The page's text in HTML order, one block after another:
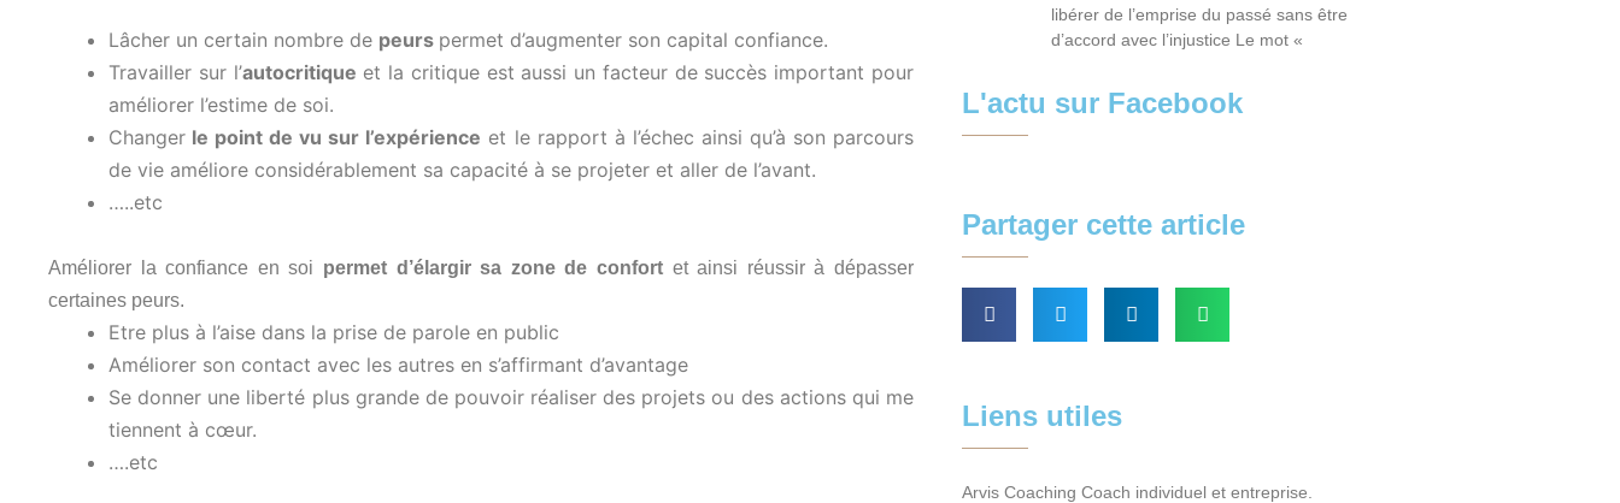
Lâcher un certain nombre de peurs permet d’augmenter son capital confiance.
Travailler sur l’autocritique et la critique est aussi un facteur de succès important pour
améliorer l’estime de soi.
Changer le point de vu sur l’expérience et le rapport à l’échec ainsi qu’à son parcours
de vie améliore considérablement sa capacité à se projeter et aller de l’avant.
…..etc
Améliorer la confiance en soi permet d’élargir sa zone de confort et ainsi réussir à dépasser
certaines peurs.
Etre plus à l’aise dans la prise de parole en public
Améliorer son contact avec les autres en s’affirmant d’avantage
Se donner une liberté plus grande de pouvoir réaliser des projets ou des actions qui me
tiennent à cœur.
….etc
libérer de l’emprise du passé sans être
d’accord avec l’injustice Le mot «
L'actu sur Facebook
Partager cette article
Liens utiles
Arvis Coaching Coach individuel et entreprise.